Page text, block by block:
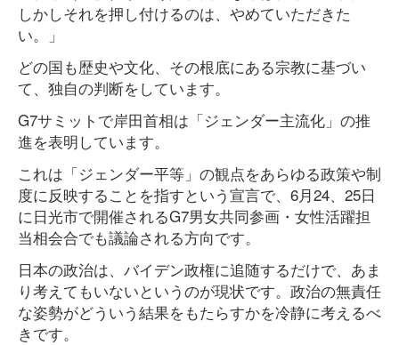
しかしそれを押し付けるのは、やめていただきた
い。」
どの国も歴史や文化、その根底にある宗教に基づい
て、独自の判断をしています。
G7サミットで岸田首相は「ジェンダー主流化」の推
進を表明しています。
これは「ジェンダー平等」の観点をあらゆる政策や制
度に反映することを指すという宣言で、6月24、25日
に日光市で開催されるG7男女共同参画・女性活躍担
当相会合でも議論される方向です。
日本の政治は、バイデン政権に追随するだけで、あま
り考えてもいないというのが現状です。政治の無責任
な姿勢がどういう結果をもたらすかを冷静に考えるべ
きです。